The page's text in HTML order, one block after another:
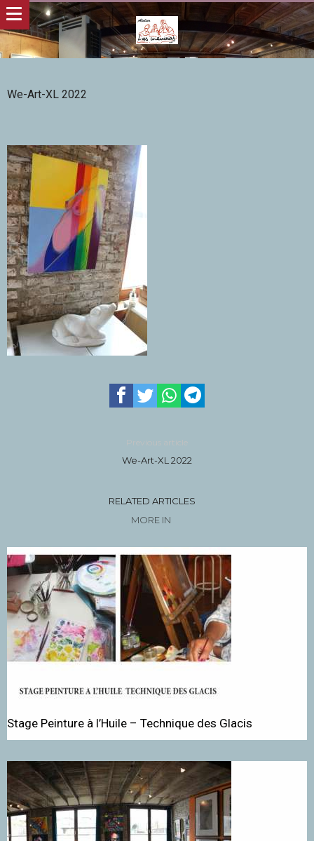
We-Art-XL 2022
Previous article
We-Art-XL 2022
RELATED ARTICLES
MORE IN
Stage Peinture à l’Huile – Technique des Glacis